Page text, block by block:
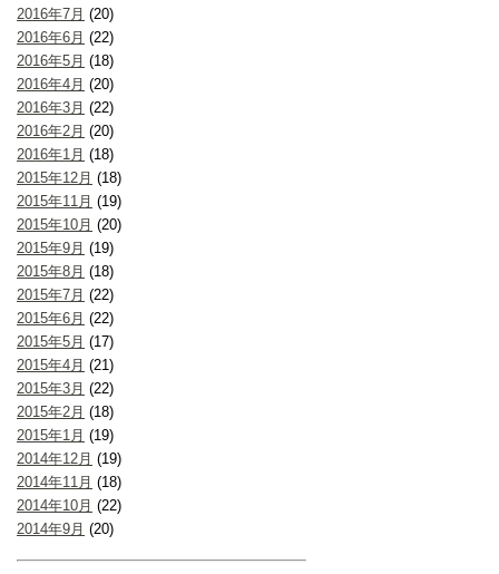
2016年7月 (20)
2016年6月 (22)
2016年5月 (18)
2016年4月 (20)
2016年3月 (22)
2016年2月 (20)
2016年1月 (18)
2015年12月 (18)
2015年11月 (19)
2015年10月 (20)
2015年9月 (19)
2015年8月 (18)
2015年7月 (22)
2015年6月 (22)
2015年5月 (17)
2015年4月 (21)
2015年3月 (22)
2015年2月 (18)
2015年1月 (19)
2014年12月 (19)
2014年11月 (18)
2014年10月 (22)
2014年9月 (20)